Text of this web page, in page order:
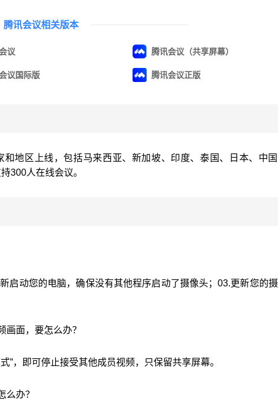
腾讯会议相关版本
议 腾讯会议（共享屏幕）
议国际版 腾讯会议正版
地区上线，包括马来西亚、新加坡、印度、泰国、日本、中
300人在线会议。
启动您的电脑，确保没有其他程序启动了摄像头；03.更新您的
面，要怎么办？
”，即可停止接受其他成员视频，只保留共享屏幕。
么办？